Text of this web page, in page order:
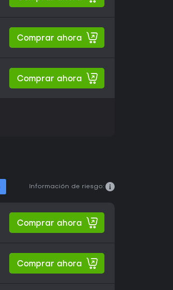
Comprar ahora
Comprar ahora
Información de riesgo:
Comprar ahora
Comprar ahora